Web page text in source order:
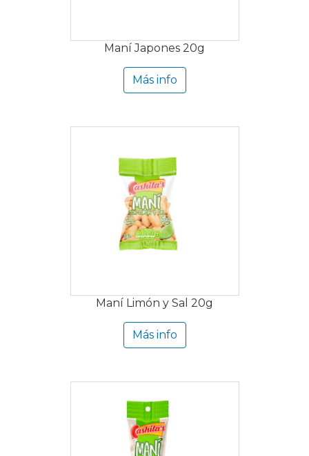
Maní Japones 20g
Más info
Maní Limón y Sal 20g
Más info